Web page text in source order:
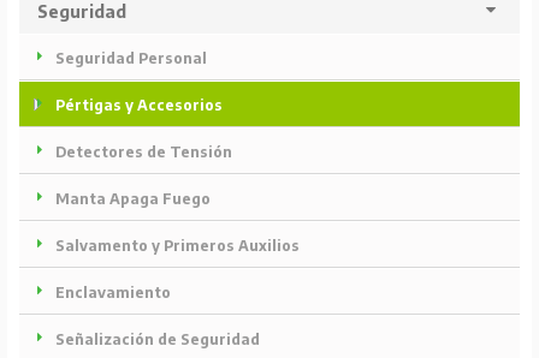
Seguridad
Seguridad Personal
Pértigas y Accesorios
Detectores de Tensión
Manta Apaga Fuego
Salvamento y Primeros Auxilios
Enclavamiento
Señalización de Seguridad